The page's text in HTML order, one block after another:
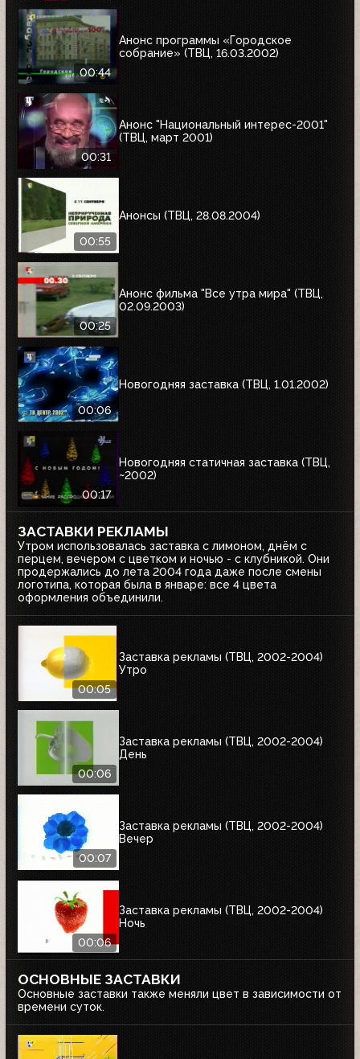
00:44
Анонс программы «Городское
собрание» (ТВЦ, 16.03.2002)
00:31
Анонс "Национальный интерес-2001"
(ТВЦ, март 2001)
00:55
Анонсы (ТВЦ, 28.08.2004)
00:25
Анонс фильма "Все утра мира" (ТВЦ,
02.09.2003)
00:06
Новогодняя заставка (ТВЦ, 1.01.2002)
00:17
Новогодняя статичная заставка (ТВЦ,
~2002)
ЗАСТАВКИ РЕКЛАМЫ
Утром использовалась заставка с лимоном, днём с
перцем, вечером с цветком и ночью - с клубникой. Они
продержались до лета 2004 года даже после смены
логотипа, которая была в январе: все 4 цвета
оформления объединили.
00:05
Заставка рекламы (ТВЦ, 2002-2004)
Утро
00:06
Заставка рекламы (ТВЦ, 2002-2004)
День
00:07
Заставка рекламы (ТВЦ, 2002-2004)
Вечер
00:06
Заставка рекламы (ТВЦ, 2002-2004)
Ночь
ОСНОВНЫЕ ЗАСТАВКИ
Основные заставки также меняли цвет в зависимости от
времени суток.